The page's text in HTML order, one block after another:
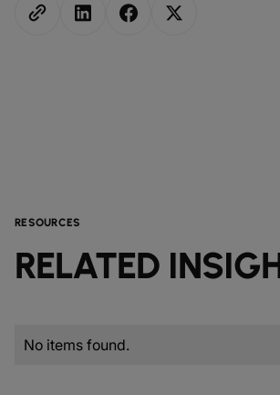
RESOURCES
RELATED
No items found.